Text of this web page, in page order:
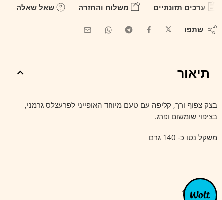
ערכים תזונתיים משלוח והחזרה שאל שאלה
שתפו
תיאור
בצק צפוף ורך, קליפה עם טעם מיוחד האופייני לפרעצלס גרמני,
בציפוי שומשום ופרג.
משקל נטו כ- 140 גרם
מק"ט: 114